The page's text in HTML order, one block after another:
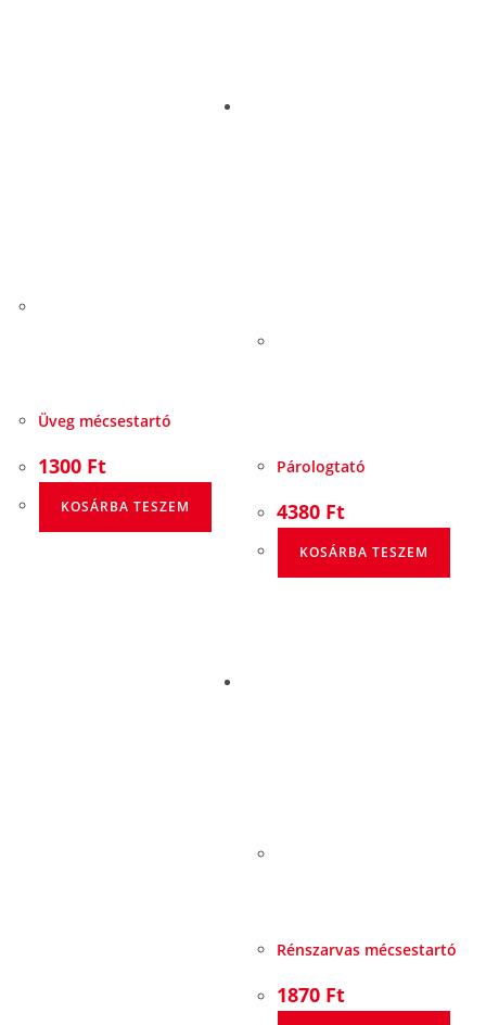
Üveg mécsestartó
1300 Ft
KOSÁRBA TESZEM
Párologtató
4380 Ft
KOSÁRBA TESZEM
Rénszarvas mécsestartó
1870 Ft